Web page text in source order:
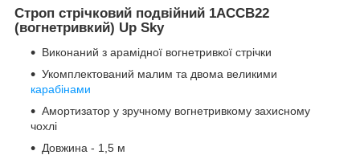
Строп стрічковий подвійний 1АССВ22
(вогнетривкий) Up Sky
Виконаний з арамідної вогнетривкої стрічки
Укомплектований малим та двома великими
карабінами
Амортизатор у зручному вогнетривкому захисному
чохлі
Довжина - 1,5 м